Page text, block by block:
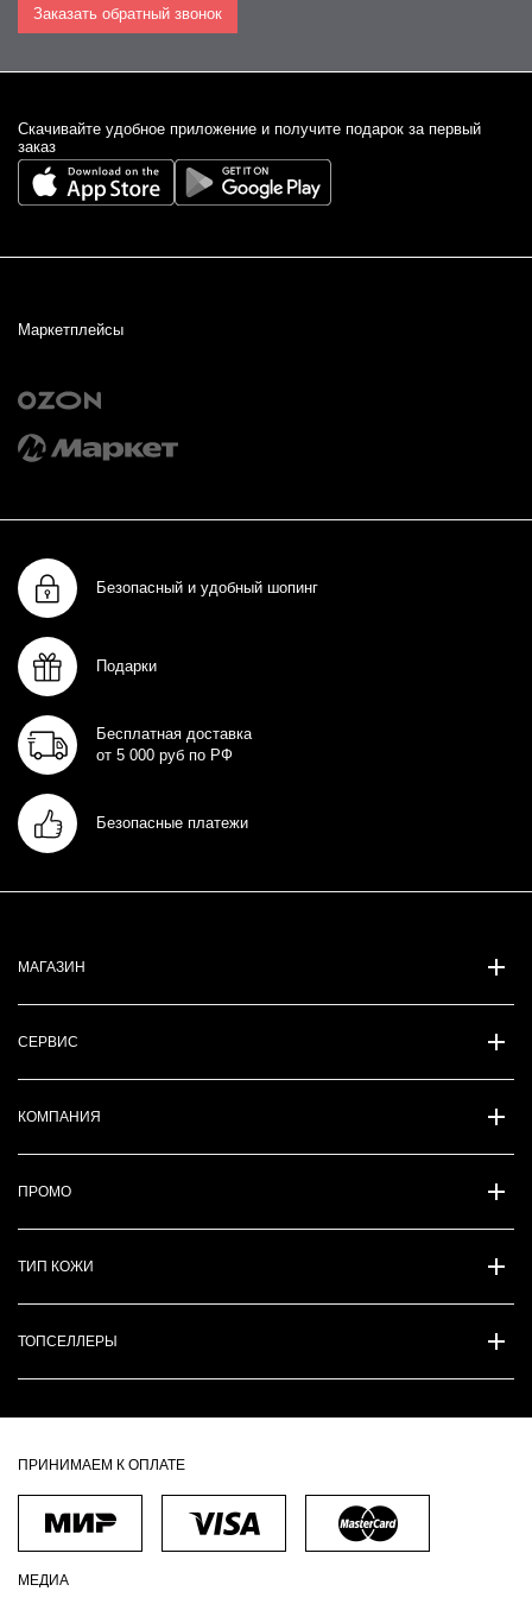
Заказать обратный звонок
Cкачивайте удобное приложение и получите подарок за первый
заказ
Маркетплейсы
Безопасный и удобный шопинг
Подарки
Бесплатная доставка
от 5 000 руб по РФ
Безопасные платежи
МАГАЗИН
СЕРВИС
КОМПАНИЯ
ПРОМО
ТИП КОЖИ
ТОПСЕЛЛЕРЫ
ПРИНИМАЕМ К ОПЛАТЕ
МЕДИА